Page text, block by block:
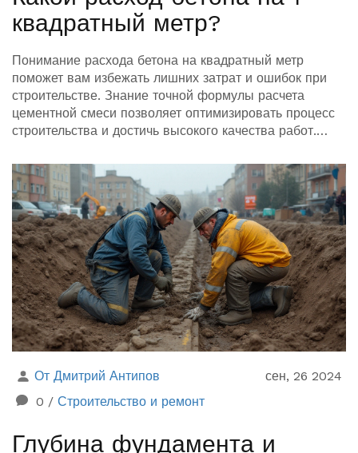
квадратный метр?
Понимание расхода бетона на квадратный метр
поможет вам избежать лишних затрат и ошибок при
строительстве. Знание точной формулы расчета
цементной смеси позволяет оптимизировать процесс
строительства и достичь высокого качества работ.
бетона, учитывая различные факторы и условия
строительства.
От Дмитрий Антипов
сен, 26 2024
0 / Строительство и ремонт
Глубина фундамента и